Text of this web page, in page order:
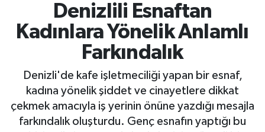
Denizlili Esnaftan
Kadınlara Yönelik Anlamlı
Farkındalık
Denizli'de kafe işletmeciliği yapan bir esnaf,
kadına yönelik şiddet ve cinayetlere dikkat
çekmek amacıyla iş yerinin önüne yazdığı mesajla
farkındalık oluşturdu. Genç esnafın yaptığı bu
Tüm Manşetler
Son Dakika Haberleri
Haber Arşivi